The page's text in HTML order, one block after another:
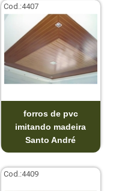
Cod.:4407
forros de pvc
imitando madeira
Santo André
Cod.:4409